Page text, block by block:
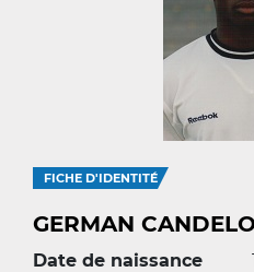
FICHE D'IDENTITÉ
GERMAN CANDELO
Date de naissance